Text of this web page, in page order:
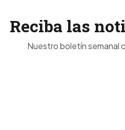
Reciba las
Nuestro boletín semanal